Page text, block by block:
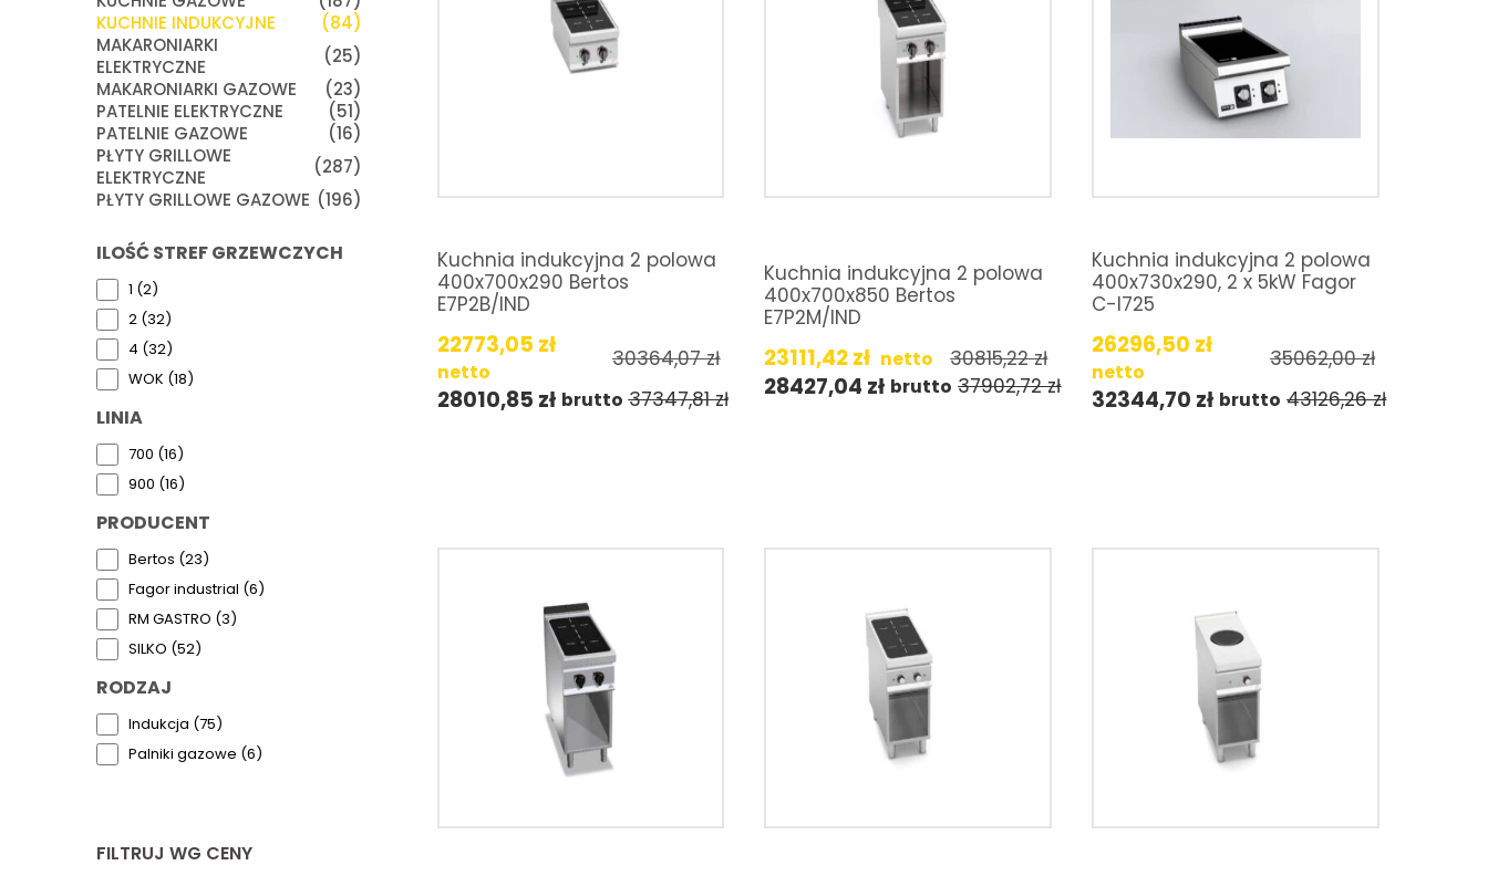
KUCHNIE INDUKCYJNE
(84)
MAKARONIARKI
ELEKTRYCZNE
(25)
MAKARONIARKI GAZOWE
(23)
PATELNIE ELEKTRYCZNE
(51)
PATELNIE GAZOWE
(16)
PŁYTY GRILLOWE
ELEKTRYCZNE
(287)
PŁYTY GRILLOWE GAZOWE (196)
ILOŚĆ STREF GRZEWCZYCH
1 (2)
2 (32)
4 (32)
WOK (18)
LINIA
700 (16)
900 (16)
PRODUCENT
Bertos (23)
Fagor industrial (6)
RM GASTRO (3)
SILKO (52)
RODZAJ
Indukcja (75)
Palniki gazowe (6)
FILTRUJ WG CENY
Kuchnia indukcyjna 2 polowa
400x700x290 Bertos
E7P2B/IND
22773,05 zł
netto
30364,07zł
28010,85 zł brutto 37347,81zł
Kuchnia indukcyjna 2 polowa
400x700x850 Bertos
E7P2M/IND
23111,42zł netto 30815,22zł
28427,04 zł brutto 37902,72zł
Kuchnia indukcyjna 2 polowa
400x730x290, 2 x 5kW Fagor
C-I725
26296,50 zł
netto
35062,00zł
32344,70 zł brutto 43126,26zł